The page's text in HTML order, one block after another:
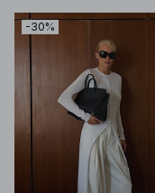
-30%